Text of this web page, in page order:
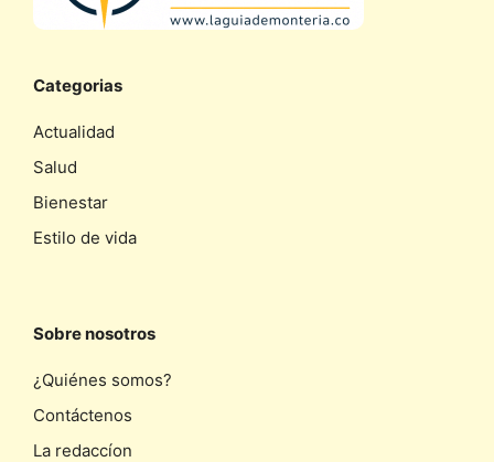
Categorias
Actualidad
Salud
Bienestar
Estilo de vida
Sobre nosotros
¿Quiénes somos?
Contáctenos
La redaccíon